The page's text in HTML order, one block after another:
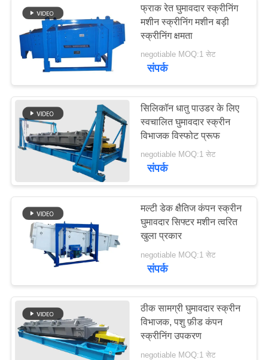
कारखाने
दौरा
गुणवत्ता
नियंत्रण
हमसे
करें
उद्धरण
मांगें
SITEMAP
PRIVACY
POLICY
जाइरेटरी स्क्रीन सिफ्टर
उच्च आवृत्ति स्क्रीन
30
टंबलर स्क्रीनिंग मशीन
फ्राक रेत घुमावदार स्क्रीनिंग
मशीन स्क्रीनिंग मशीन बड़ी
स्क्रीनिंग क्षमता
negotiable MOQ:1 सेट
संपर्क
सिलिकॉन धातु पाउडर के लिए
स्वचालित घुमावदार स्क्रीन
विभाजक विस्फोट प्रूफ
negotiable MOQ:1 सेट
संपर्क
मल्टी डेक क्षैतिज कंपन स्क्रीन
घुमावदार सिफ्टर मशीन त्वरित
खुला प्रकार
negotiable MOQ:1 सेट
संपर्क
ठीक सामग्री घुमावदार स्क्रीन
विभाजक, पशु फ़ीड कंपन
स्क्रीनिंग उपकरण
negotiable MOQ:1 सेट